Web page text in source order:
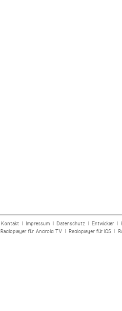
Kontakt| Impressum| Datenschutz| Entwickler|
Radioplayer für Android TV| Radioplayer für iOS|